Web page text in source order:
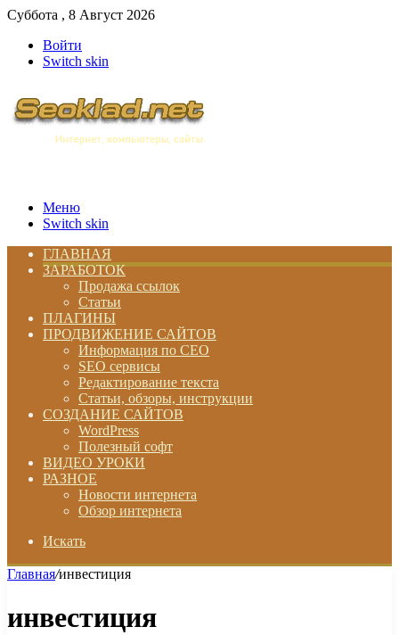
Суббота , 8 Август 2026
Войти
Switch skin
Меню
Switch skin
ГЛАВНАЯ
ЗАРАБОТОК
Продажа ссылок
Статьи
ПЛАГИНЫ
ПРОДВИЖЕНИЕ САЙТОВ
Информация по СЕО
SEO сервисы
Редактирование текста
Статьи, обзоры, инструкции
СОЗДАНИЕ САЙТОВ
WordPress
Полезный софт
ВИДЕО УРОКИ
РАЗНОЕ
Новости интернета
Обзор интернета
Искать
Главная/инвестиция
инвестиция